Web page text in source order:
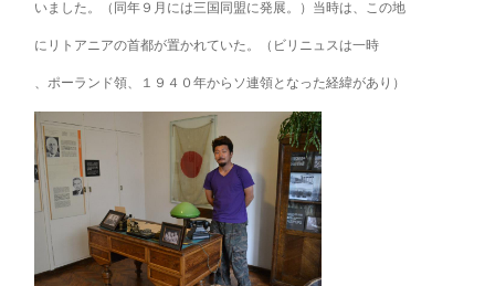
いました。（同年９月には三国同盟に発展。）当時は、この地
にリトアニアの首都が置かれていた。（ビリニュスは一時
、ポーランド領、１９４０年からソ連領となった経緯があ り）